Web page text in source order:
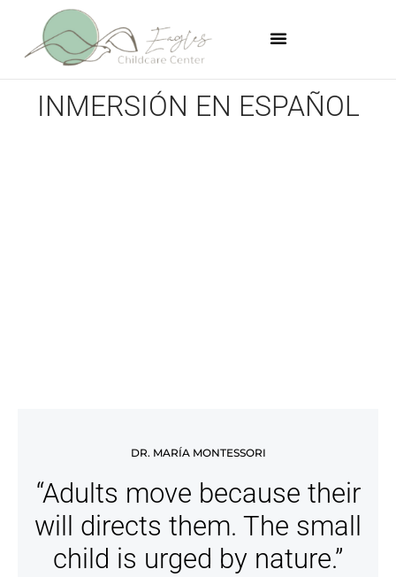
contenido
INMERSIÓN EN ESPAÑOL
DR. MARÍA MONTESSORI
“Adults move because their
will directs them. The small
child is urged by nature.”